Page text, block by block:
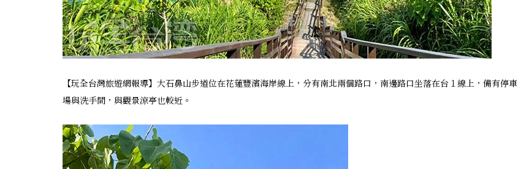
【玩全台灣旅遊網報導】大石鼻山步道位在花蓮豐濱海岸線上，分有南北兩個路口，南邊路口坐落在台１線上，備有停車
場與洗手間，與觀景涼亭也較近。